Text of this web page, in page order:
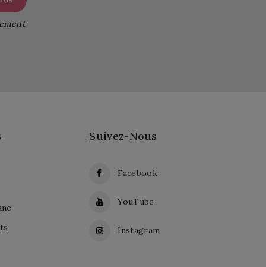
Suivez-Nous
Facebook
YouTube
Instagram